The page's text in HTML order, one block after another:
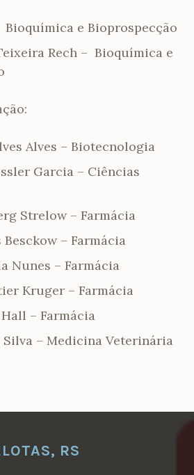
e Bioprospecção
Rech – Bioquímica e
Alves – Biotecnologia
Garcia – Ciências
Strelow – Farmácia
– Farmácia
Nunes – Farmácia
Kruger – Farmácia
– Farmácia
– Medicina Veterinária
RS